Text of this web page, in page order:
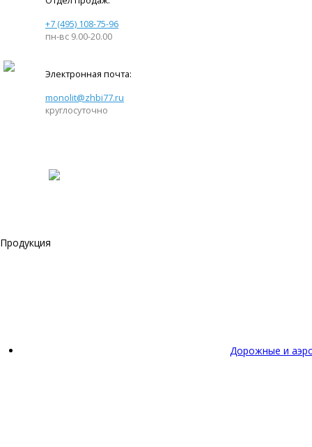
+7 (495) 108-75-96
пн-вс 9.00-20.00
Электронная почта:
monolit@zhbi77.ru
круглосуточно
Продукция
Дорожные и